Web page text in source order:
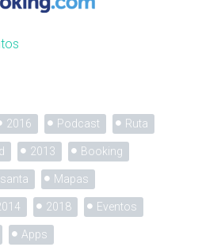
2016 Podcast Ruta
2013 Booking
Mapas
2018 Eventos
Apps